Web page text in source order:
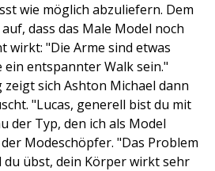
wie möglich abzuliefern. Dem
dass das Male Model noch
wirkt: "Die Arme sind etwas
entspannter Walk sein."
zeigt sich Ashton Michael dann
"Lucas, generell bist du mit
der Typ, den ich als Model
Modeschöpfer. "Das Problem
du übst, dein Körper wirkt sehr